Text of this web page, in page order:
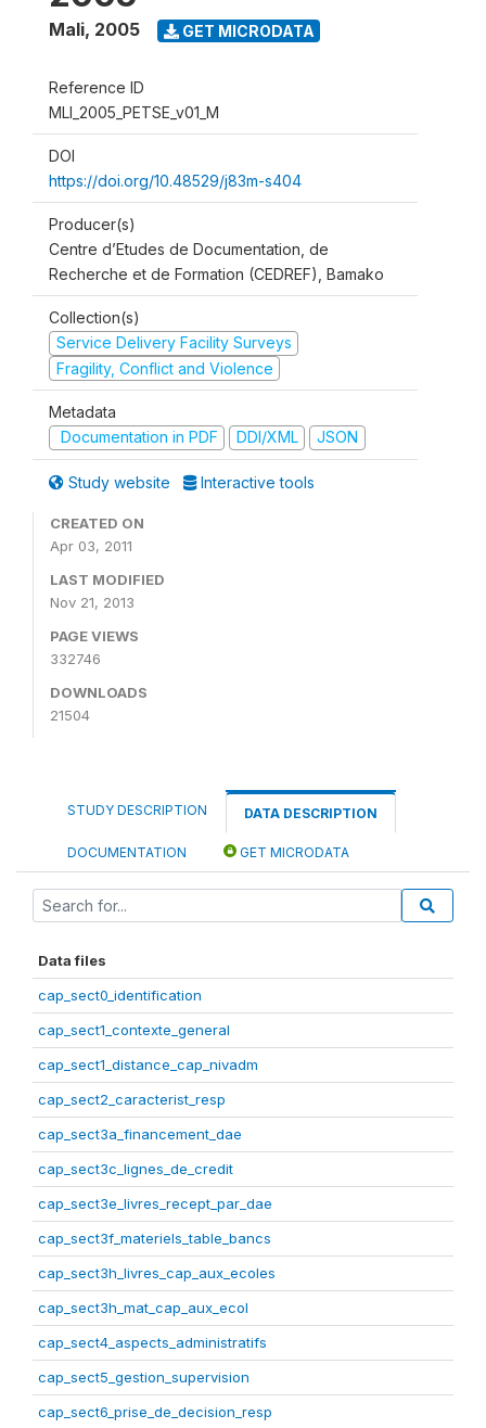
Mali, 2005 GET MICRODATA
Reference ID
MLI_2005_PETSE_v01_M
DOI
https://doi.org/10.48529/j83m-s404
Producer(s)
Centre d’Etudes de Documentation, de
Recherche et de Formation (CEDREF), Bamako
Collection(s)
Service Delivery Facility Surveys
Fragility, Conflict and Violence
Metadata
Documentation in PDF
DDI/XML JSON
Study website Interactive tools
CREATED ON
Apr 03, 2011
LAST MODIFIED
Nov 21, 2013
PAGE VIEWS
332746
DOWNLOADS
21504
STUDY DESCRIPTION DATA DESCRIPTION
DOCUMENTATION GET MICRODATA
Data files
cap_sect0_identification
cap_sect1_contexte_general
cap_sect1_distance_cap_nivadm
cap_sect2_caracterist_resp
cap_sect3a_financement_dae
cap_sect3c_lignes_de_credit
cap_sect3e_livres_recept_par_dae
cap_sect3f_materiels_table_bancs
cap_sect3h_livres_cap_aux_ecoles
cap_sect3h_mat_cap_aux_ecol
cap_sect4_aspects_administratifs
cap_sect5_gestion_supervision
cap_sect6_prise_de_decision_resp